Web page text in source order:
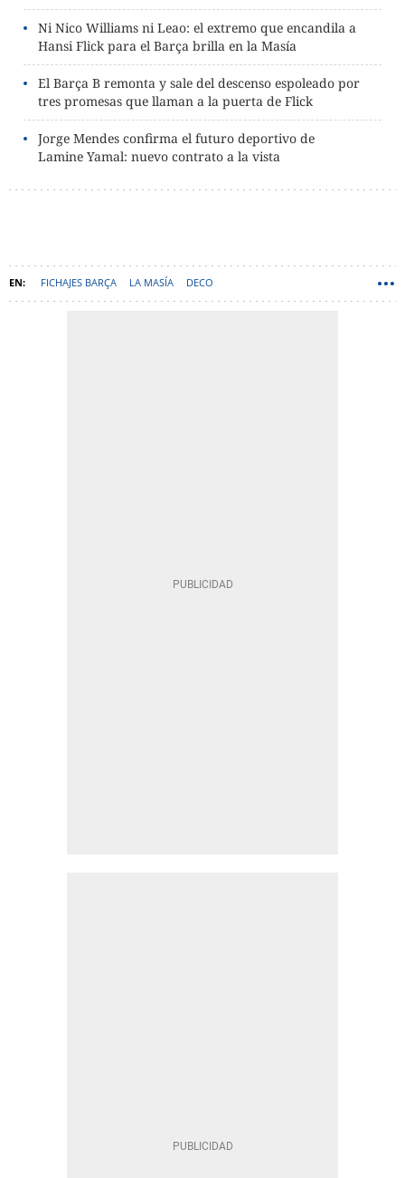
Ni Nico Williams ni Leao: el extremo que encandila a
Hansi Flick para el Barça brilla en la Masía
El Barça B remonta y sale del descenso espoleado por
tres promesas que llaman a la puerta de Flick
Jorge Mendes confirma el futuro deportivo de
Lamine Yamal: nuevo contrato a la vista
FICHAJES BARÇA LA MASÍA DECO